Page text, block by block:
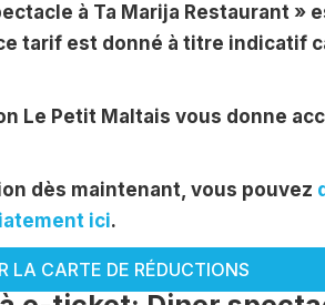
à Ta Marija Restaurant »
tarif est donné à titre indicatif
Le Petit Maltais vous donne
dès maintenant, vous pouvez
ici.
LA CARTE DE RÉDUCTIONS